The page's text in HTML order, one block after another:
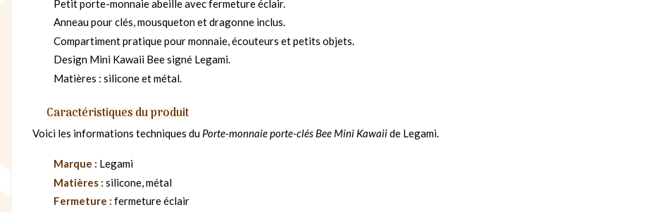
Petit porte-monnaie abeille avec fermeture éclair.
Anneau pour clés, mousqueton et dragonne inclus.
Compartiment pratique pour monnaie, écouteurs et petits objets.
Design Mini Kawaii Bee signé Legami.
Matières : silicone et métal.
Caractéristiques du produit
Voici les informations techniques du Porte-monnaie porte-clés Bee Mini Kawaiide Legami.
Marque : Legami
Matières : silicone, métal
Fermeture : fermeture éclair